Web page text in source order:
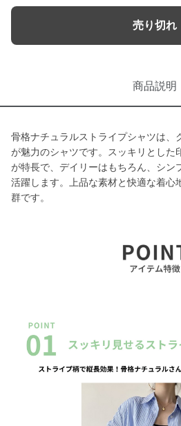
売り切れ
商品説明
骨格ナチュラルストライプシャツは、
が魅力のシャツです。スッキリとした
が特長で、デイリーはもちろん、シン
活躍します。上品な素材と快適な着心
群です。